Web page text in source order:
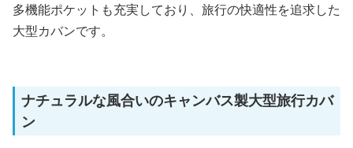
多機能ポケットも充実しており、旅行の快適性を追求した
大型カバンです。
ナチュラルな風合いのキャンバス製大型旅行カバ
ン